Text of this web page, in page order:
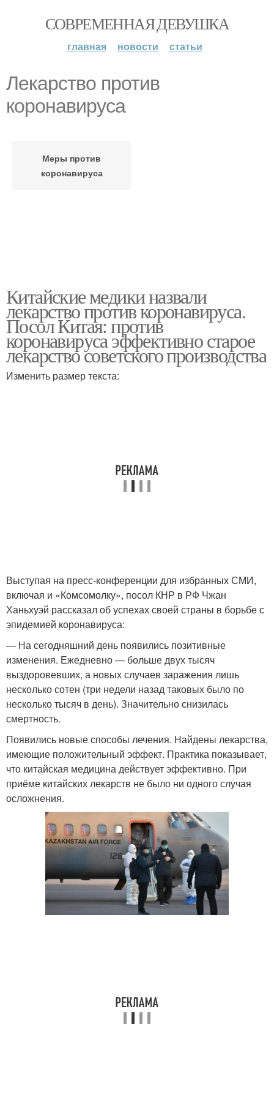
СОВРЕМЕННАЯ ДЕВУШКА
главная новости статьи
Лекарство против
коронавируса
Меры против
коронавируса
Китайские медики назвали
лекарство против коронавируса.
Посол Китая: против
коронавируса эффективно старое
лекарство советского производства
Изменить размер текста:
Выступая на пресс-конференции для избранных СМИ,
включая и «Комсомолку», посол КНР в РФ Чжан
Ханьхуэй рассказал об успехах своей страны в борьбе с
эпидемией коронавируса:
— На сегодняшний день появились позитивные
изменения. Ежедневно — больше двух тысяч
выздоровевших, а новых случаев заражения лишь
несколько сотен (три недели назад таковых было по
несколько тысяч в день). Значительно снизилась
смертность.
Появились новые способы лечения. Найдены лекарства,
имеющие положительный эффект. Практика показывает,
что китайская медицина действует эффективно. При
приёме китайских лекарств не было ни одного случая
осложнения.